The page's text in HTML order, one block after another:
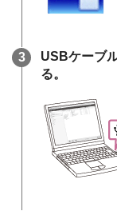
USBケーブ
る。